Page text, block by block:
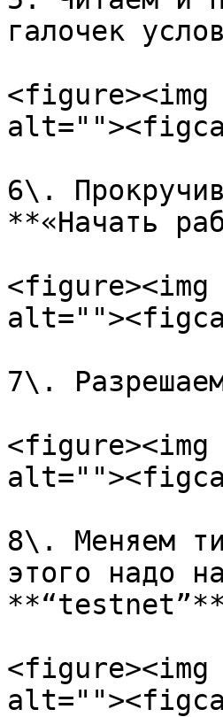
галочек
6\.
**«Начать
<figure><img
7\.
8\. Меняем
этого надо
<figure><img